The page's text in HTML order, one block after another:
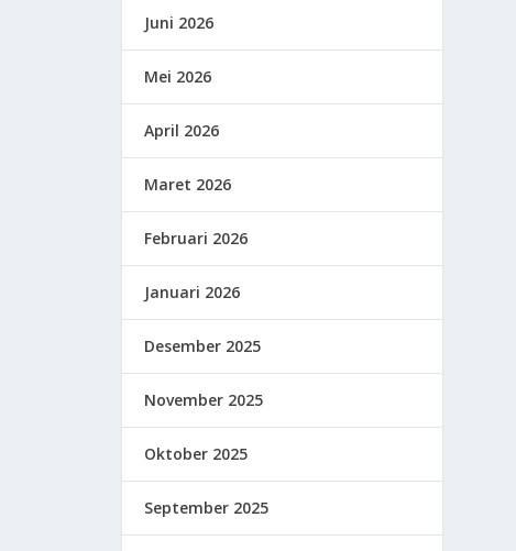
Juni 2026
Mei 2026
April 2026
Maret 2026
Februari 2026
Januari 2026
Desember 2025
November 2025
Oktober 2025
September 2025